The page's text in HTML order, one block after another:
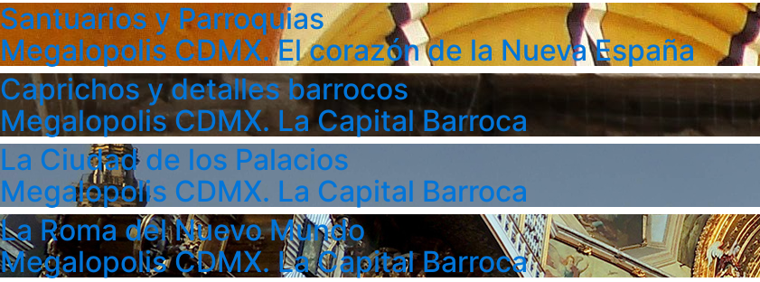
Santuarios y Parroquias
Megalopolis CDMX. El corazón de la Nueva España
Caprichos y detalles barrocos
Megalopolis CDMX. La Capital Barroca
La Ciudad de los Palacios
Megalopolis CDMX. La Capital Barroca
La Roma del Nuevo Mundo
Megalopolis CDMX. La Capital Barroca